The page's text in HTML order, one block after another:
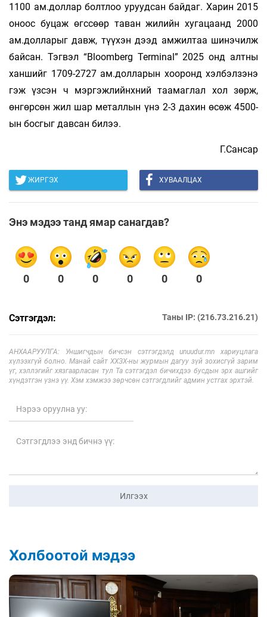
1100 ам.доллар болтлоо уруудсан байдаг. Харин 2015
оноос буцаж өгссөөр таван жилийн хугацаанд 2000
ам.долларыг давж, түүхэн дээд амжилтаа шинэчилж
байсан. Тэгвэл “Bloomberg Terminal” 2025 онд алтны
ханшийг 1709-2727 ам.долларын хооронд хэлбэлзэнэ
гэж үзсэн ч мэргэжлийнхний таамаглал хол зөрж,
өнгөрсөн жил шар металлын үнэ 2-3 дахин өсөж 4500-
ын босгыг давсан билээ.
Г.Сансар
ЖИРГЭХ ХУВААЛЦАХ
Энэ мэдээ танд ямар санагдав?
0 0 0 0 0 0
Сэтгэгдэл: Таны IP: (216.73.216.21)
АНХААРУУЛГА: Уншигчдын бичсэн сэтгэгдэлд unuudur.mn хариуцлага
хүлээхгүй болно. Манай сайт ХХЗХ-ны журмын дагуу зүй зохисгүй зарим
үг, хэллэгийг хязгаарласан тул Та сэтгэгдэл бичихдээ бусдын эрх ашгийг
хүндэтгэн үзнэ үү. Хэм хэмжээ зөрчсөн сэтгэгдлийг админ устгах эрхтэй.
Илгээх
Холбоотой мэдээ